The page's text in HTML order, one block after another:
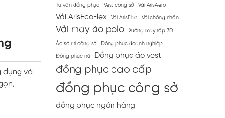
dụng và
Tư vấn đồng phục Vest công sở Vải ArisAero
Vải ArisEcoFlex Vải ArisElite Vải chống nhăn
Vải may áo polo Xưởng may rập 3D
Áo sơ mi công sở Đồng phục doanh nghiệp
Đồng phục nữ Đồng phục áo vest
đồng phục cao cấp
đồng phục công sở
đồng phục ngân hàng